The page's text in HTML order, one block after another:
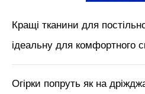
Кращі тканини для
ідеальну для комфортного
Огірки попруть як на